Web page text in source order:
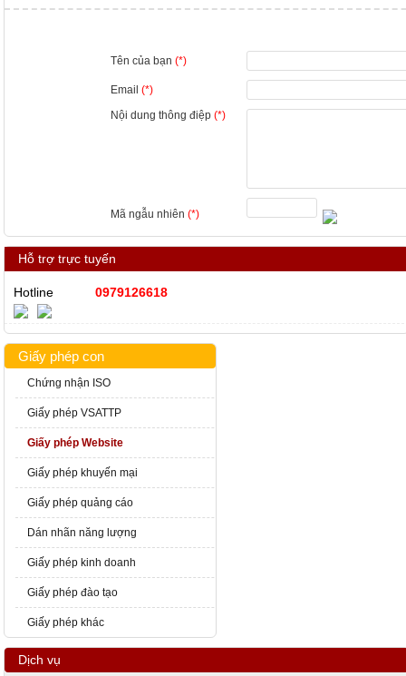
Tên của bạn (*)
Email (*)
Nội dung thông điệp (*)
Mã ngẫu nhiên (*)
Hỗ trợ trực tuyến
Hotline 0979126618
Giấy phép con
Chứng nhận ISO
Giấy phép VSATTP
Giấy phép Website
Giấy phép khuyến mại
Giấy phép quảng cáo
Dán nhãn năng lượng
Giấy phép kinh doanh
Giấy phép đào tạo
Giấy phép khác
Dịch vụ